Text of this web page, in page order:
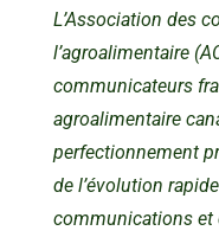
L’Association des
l’agroalimentaire
communicateurs
agroalimentaire
perfectionnement
de l’évolution
communications et